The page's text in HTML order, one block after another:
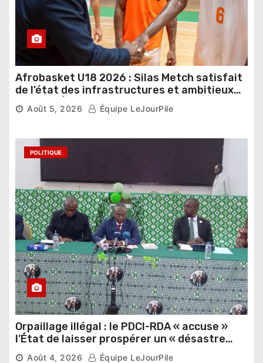
Afrobasket U18 2026 : Silas Metch satisfait
de l’état des infrastructures et ambitieux
pour les Éléphants
Août 5, 2026 Équipe LeJourPile
POLITIQUE
Orpaillage illégal : le PDCI-RDA « accuse »
l’État de laisser prospérer un « désastre
national »
Août 4, 2026 Équipe LeJourPile